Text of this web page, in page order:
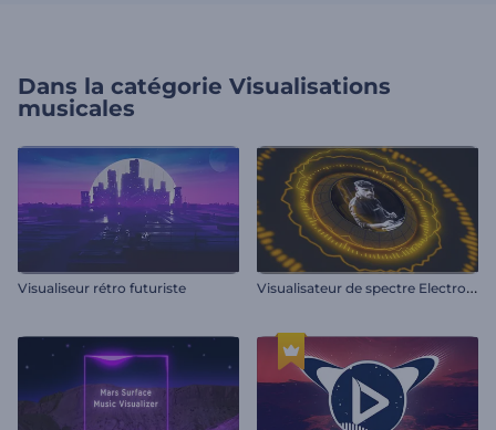
Dans la catégorie Visualisations
musicales
Visualiseur rétro futuriste V
isualisateur de spectre Electro Beat